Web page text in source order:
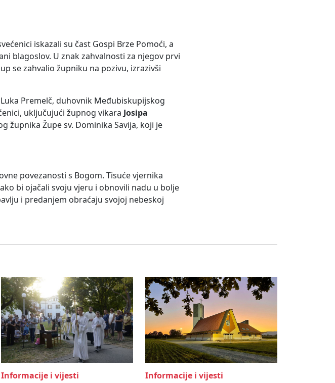
iskazali su čast Gospi Brze Pomoći, a
blagoslov. U znak zahvalnosti za njegov prvi
se zahvalio župniku na pozivu, izrazivši
Premelč, duhovnik Međubiskupijskog
uključujući župnog vikara Josipa
župnika Župe sv. Dominika Savija, koji je
povezanosti s Bogom. Tisuće vjernika
bi ojačali svoju vjeru i obnovili nadu u bolje
i predanjem obraćaju svojoj nebeskoj
Informacije i vijesti Informacije i vijesti